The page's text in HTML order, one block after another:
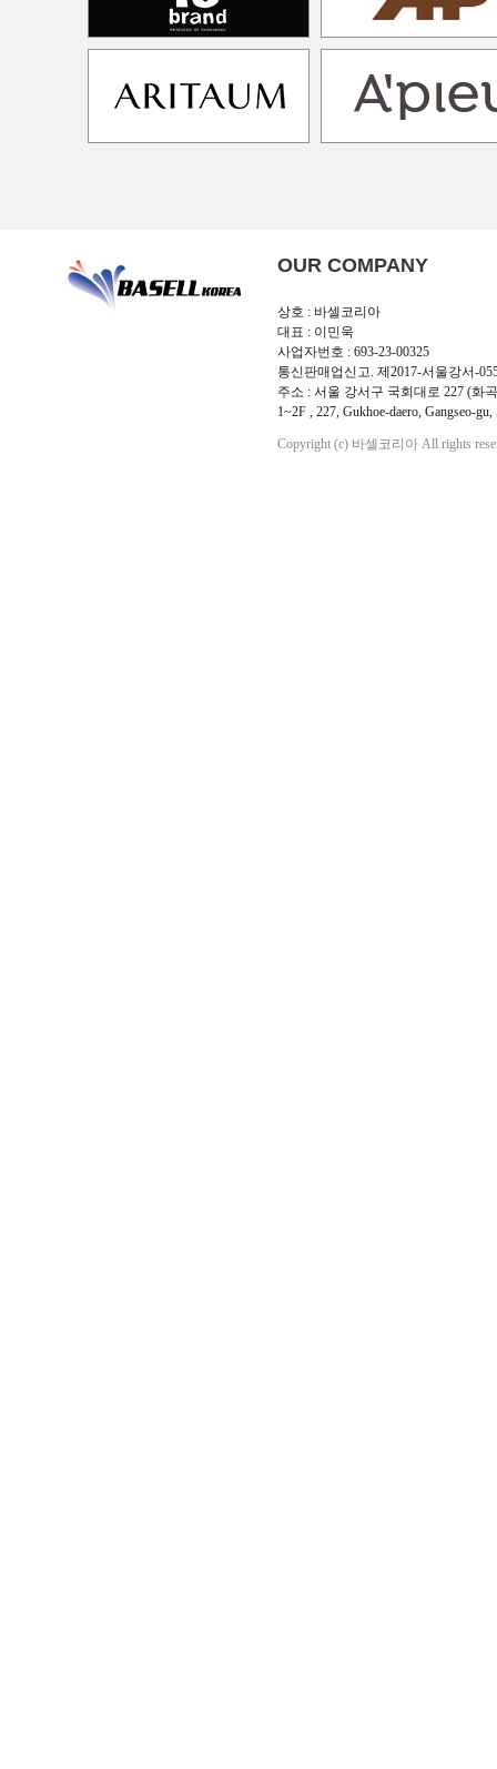
OUR COMPANY
상호 : 바셀코리아
대표 : 이민욱
사업자번호 : 693-23-00325
통신판매업신고. 제2017-서울강서-
주소 : 서울 강서구 국회대로 227 (화
1~2F , 227, Gukhoe-daero, Gangseo-
Copyright (c) 바셀코리아 All rights